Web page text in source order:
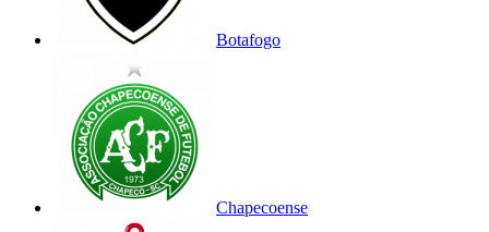
Botafogo
Chapecoense